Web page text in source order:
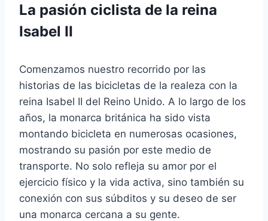
La pasión ciclista de la reina
Isabel II
Comenzamos nuestro recorrido por las
historias de las bicicletas de la realeza con la
reina Isabel II del Reino Unido. A lo largo de los
años, la monarca británica ha sido vista
montando bicicleta en numerosas ocasiones,
mostrando su pasión por este medio de
transporte. No solo refleja su amor por el
ejercicio físico y la vida activa, sino también su
conexión con sus súbditos y su deseo de ser
una monarca cercana a su gente.